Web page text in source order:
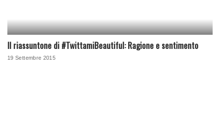
Il riassuntone di #TwittamiBeautiful: Ragione e sentimento
19 Settembre 2015